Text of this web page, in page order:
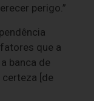
perigo.”
que a
banca de
[de